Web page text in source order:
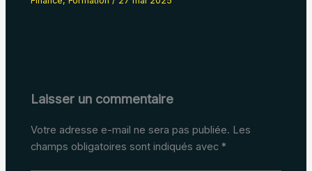
Laisser un commentaire
Votre adresse e-mail ne sera pas publiée. Les
champs obligatoires sont indiqués avec*